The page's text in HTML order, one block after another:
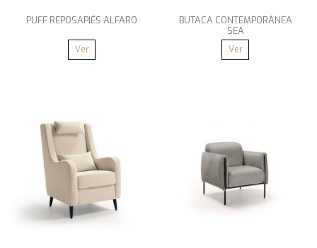
PUFF REPOSAPIÉS ALFARO
Ver
BUTACA CONTEMPORÁNEA
SEA
Ver